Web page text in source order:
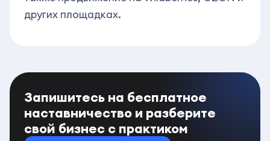
других площадках.
Запишитесь на бесплатное
наставничество и разберите
свой бизнес с практиком